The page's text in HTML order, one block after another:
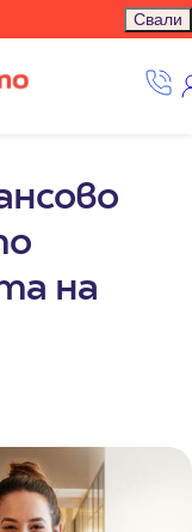
Свали
на